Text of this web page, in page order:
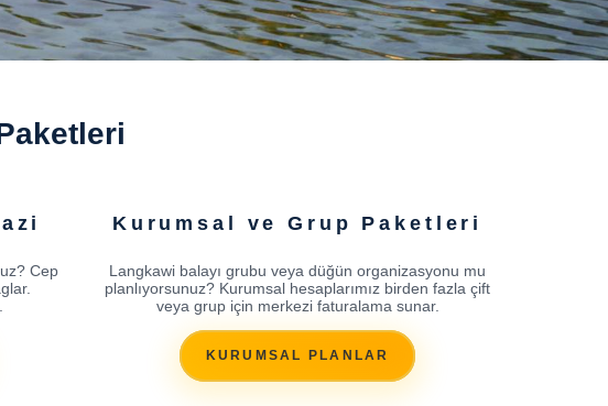
Cep
Kurumsal ve Grup Paketleri
Langkawi balayı grubu veya düğün organizasyonu mu
planlıyorsunuz? Kurumsal hesaplarımız birden fazla çift
veya grup için merkezi faturalama sunar.
KURUMSAL PLANLAR